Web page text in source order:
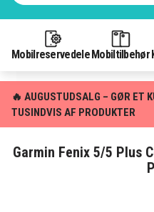
Mobilreservedele Mobiltilbehør
🔥 AUGUSTUDSALG – GØR ET
TUSINDVIS AF PRODUKTER
Garmin Fenix ​​5/5 Plus